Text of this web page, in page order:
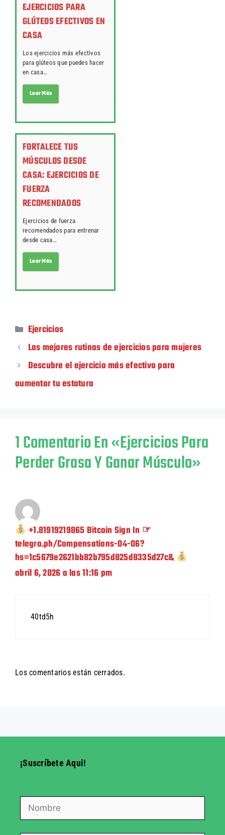
EJERCICIOS PARA
GLÚTEOS EFECTIVOS EN
CASA
Los ejercicios más efectivos
para glúteos que puedes hacer
en casa…
Leer Más
FORTALECE TUS
MÚSCULOS DESDE
CASA: EJERCICIOS DE
FUERZA
RECOMENDADOS
Ejercicios de fuerza
recomendados para entrenar
desde casa…
Leer Más
Ejercicios
Las mejores rutinas de ejercicios para mujeres
Descubre el ejercicio más efectivo para
aumentar tu estatura
1 Comentario En «Ejercicios Para
Perder Grasa Y Ganar Músculo»
+1.81919219865 Bitcoin Sign In ☞
telegra.ph/Compensations-04-06?
hs=1c5679e2621bb82b795d825d8335d27c&
abril 6, 2026 a las 11:16 pm
40td5h
Los comentarios están cerrados.
¡Suscríbete Aqui!